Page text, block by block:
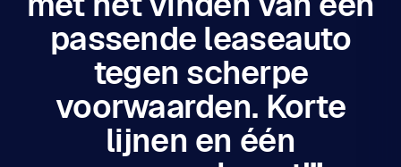
passende leaseauto
tegen scherpe
voorwaarden. Korte
lijnen en één